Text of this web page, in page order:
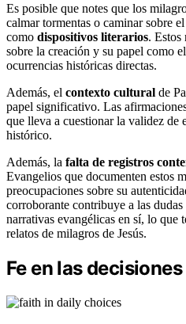
Es posible que notes que los
calmar tormentas o caminar sobre
como dispositivos literarios. Estos
sobre la creación y su papel como
ocurrencias históricas directas.
Además, el contexto cultural de
papel significativo. Las
que lleva a cuestionar la validez de
histórico.
Además, la falta de registros
Evangelios que documenten estos
preocupaciones sobre su
corroborante contribuye a las
narrativas evangélicas en sí, lo que
relatos de milagros de Jesús.
Fe en las